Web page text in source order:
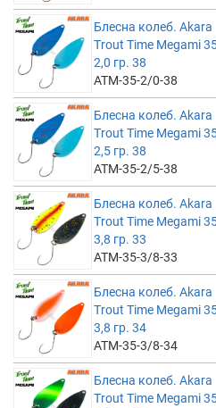
Блесна колеб. Akara
Trout Time Megami
2,0 гр. 38
ATM-35-2/0-38
Блесна колеб. Akara
Trout Time Megami
2,5 гр. 38
ATM-35-2/5-38
Блесна колеб. Akara
Trout Time Megami
3,8 гр. 33
ATM-35-3/8-33
Блесна колеб. Akara
Trout Time Megami
3,8 гр. 34
ATM-35-3/8-34
Блесна колеб. Akara
Trout Time Megami